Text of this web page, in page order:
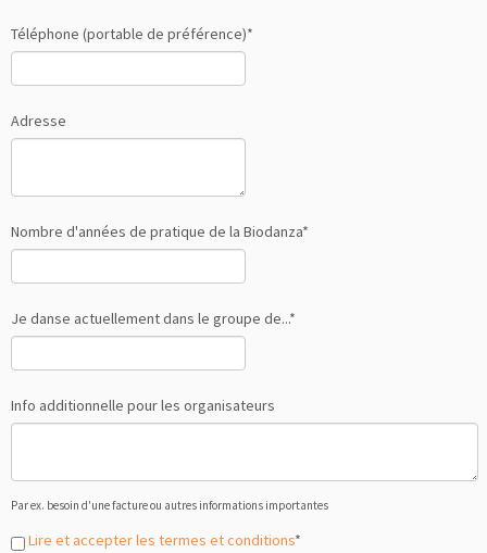
Téléphone (portable de préférence)*
Adresse
Nombre d'années de pratique de la Biodanza*
Je danse actuellement dans le groupe de...*
Info additionnelle pour les organisateurs
Par ex. besoin d'une facture ou autres informations importantes
Lire et accepter les termes et conditions*